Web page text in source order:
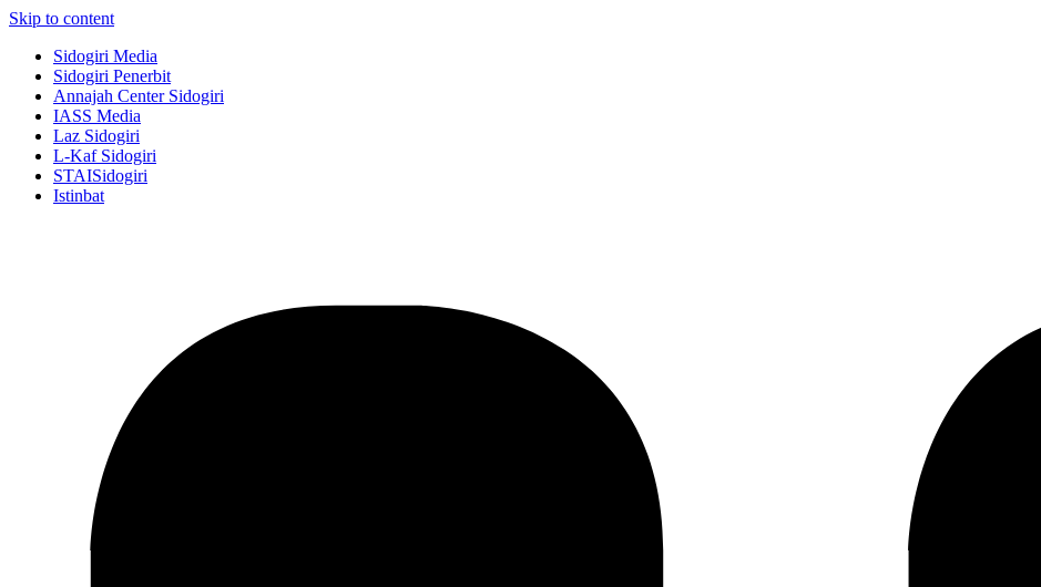
Skip to content
Sidogiri Media
Sidogiri Penerbit
Annajah Center Sidogiri
IASS Media
Laz Sidogiri
L-Kaf Sidogiri
STAISidogiri
Istinbat